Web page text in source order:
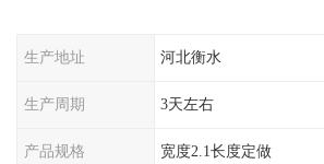
生产地址 河北衡水
生产周期 3天左右
产品规格 宽度2.1长度定做